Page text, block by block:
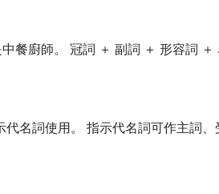
餐廚師。 冠詞 ＋ 副詞 ＋ 形容詞 ＋
名詞使用。 指示代名詞可作主詞、